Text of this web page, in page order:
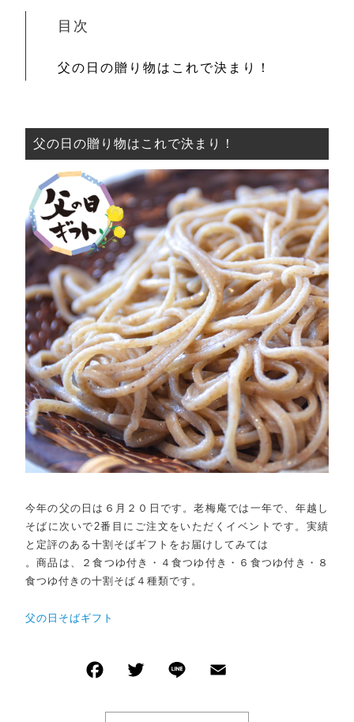
目次
父の日の贈り物はこれで決まり！
父の日の贈り物はこれで決まり！
今年の父の日は６月２０日です。老梅庵では一年で、年越し
そばに次いで2番目にご注文をいただくイベントです。実績
と定評のある十割そばギフトをお届けしてみては
。商品は、２食つゆ付き・４食つゆ付き・６食つゆ付き・８
食つゆ付きの十割そば４種類です。
父の日そばギフト
F
T
Li